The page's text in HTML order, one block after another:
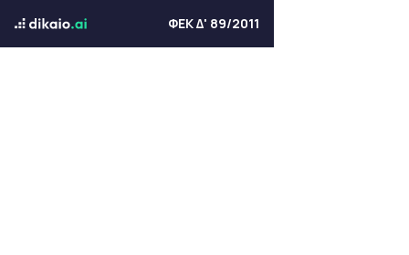
ΦΕΚ Δ' 89/2011